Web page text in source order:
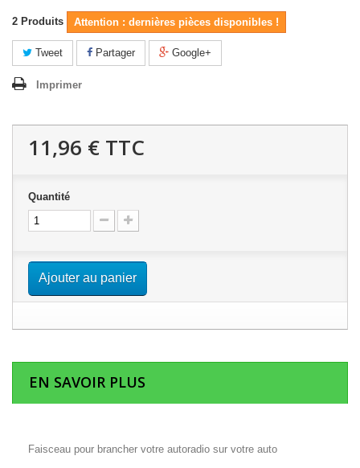
2 Produits Attention : dernières pièces disponibles !
Tweet Partager Google+
Imprimer
11,96 € TTC
Quantité
Ajouter au panier
EN SAVOIR PLUS
Faisceau pour brancher votre autoradio sur votre auto